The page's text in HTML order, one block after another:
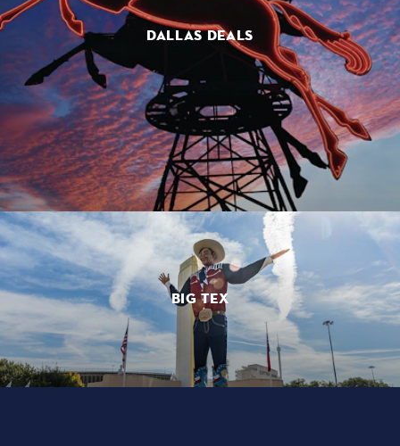
DALLAS DEALS
BIG TEX